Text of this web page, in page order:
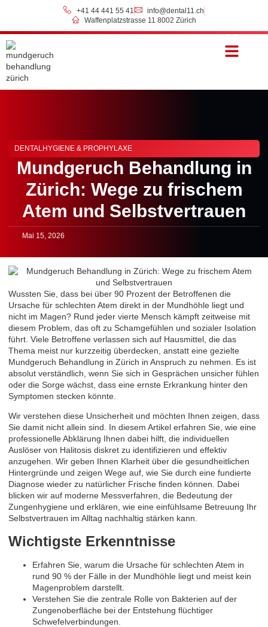
+41 44 441 55 41
info@dental11.ch
Waffenplatzstrasse 11 8002 Zürich
DENTALHYGIENE & PROPHYLAXE
Mundgeruch Behandlung in
Zürich: Wege zu frischem
Atem und Selbstvertrauen
Mai 15, 2026
Wussten Sie, dass bei über 90 Prozent der Betroffenen die
Ursache für schlechten Atem direkt in der Mundhöhle liegt und
nicht im Magen? Rund jeder vierte Mensch kämpft zeitweise mit
diesem Problem, das oft zu Schamgefühlen und sozialer Isolation
führt. Viele Betroffene verlassen sich auf Hausmittel, die das
Thema meist nur kurzzeitig überdecken, anstatt eine gezielte
Mundgeruch Behandlung in Zürich in Anspruch zu nehmen. Es ist
absolut verständlich, wenn Sie sich in Gesprächen unsicher fühlen
oder die Sorge wächst, dass eine ernste Erkrankung hinter den
Symptomen stecken könnte.
Wir verstehen diese Unsicherheit und möchten Ihnen zeigen, dass
Sie damit nicht allein sind. In diesem Artikel erfahren Sie, wie eine
professionelle Abklärung Ihnen dabei hilft, die individuellen
Auslöser von Halitosis diskret zu identifizieren und effektiv
anzugehen. Wir geben Ihnen Klarheit über die gesundheitlichen
Hintergründe und zeigen Wege auf, wie Sie durch eine fundierte
Diagnose wieder zu natürlicher Frische finden können. Dabei
blicken wir auf moderne Messverfahren, die Bedeutung der
Zungenhygiene und erklären, wie eine einfühlsame Betreuung Ihr
Selbstvertrauen im Alltag nachhaltig stärken kann.
Wichtigste Erkenntnisse
Erfahren Sie, warum die Ursache für schlechten Atem in
rund 90 % der Fälle in der Mundhöhle liegt und meist kein
Magenproblem darstellt.
Verstehen Sie die zentrale Rolle von Bakterien auf der
Zungenoberfläche bei der Entstehung flüchtiger
Schwefelverbindungen.